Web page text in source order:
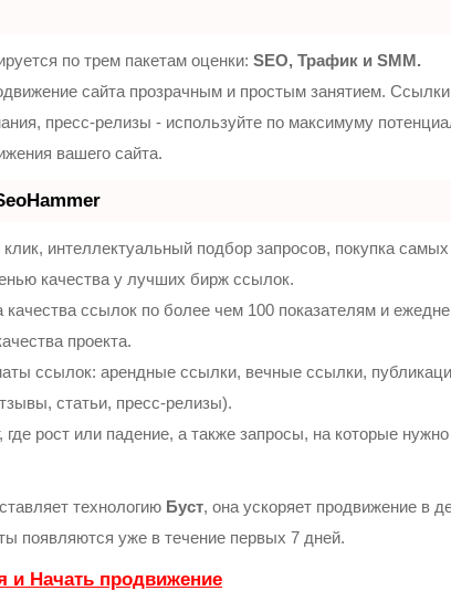
по трем пакетам оценки: SEO, Трафик и SMM.
сайта прозрачным и простым занятием.
пресс-релизы - используйте по максимуму
вашего сайта.
интеллектуальный подбор запросов, покупка
качества у лучших бирж ссылок.
ссылок по более чем 100 показателям и
проекта.
ссылок: арендные ссылки, вечные ссылки,
статьи, пресс-релизы).
рост или падение, а также запросы, на которые нужно
технологию Буст, она ускоряет продвижение в
появляются уже в течение первых 7 дней.
и Начать продвижение